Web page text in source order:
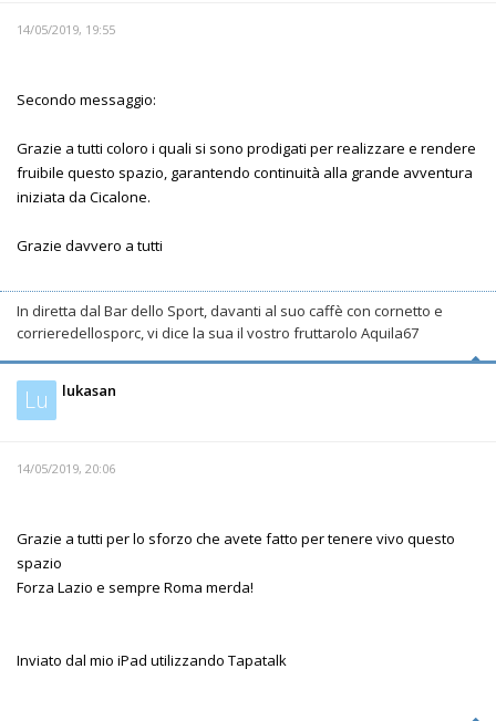
14/05/2019, 19:55
Secondo messaggio:
Grazie a tutti coloro i quali si sono prodigati per realizzare e rendere
fruibile questo spazio, garantendo continuità alla grande avventura
iniziata da Cicalone.
Grazie davvero a tutti
In diretta dal Bar dello Sport, davanti al suo caffè con cornetto e
corrieredellosporc, vi dice la sua il vostro fruttarolo Aquila67
Lu lukasan
14/05/2019, 20:06
Grazie a tutti per lo sforzo che avete fatto per tenere vivo questo
spazio
Forza Lazio e sempre Roma merda!
Inviato dal mio iPad utilizzando Tapatalk